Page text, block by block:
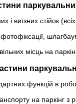
і виїзних стійок
місць на
функцій в
на паркінг